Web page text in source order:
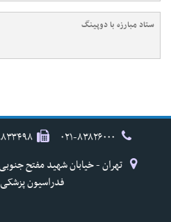
ستاد مبارزه با دوپینگ
۸۸۸۳۳۴۹۸
فدراسیون